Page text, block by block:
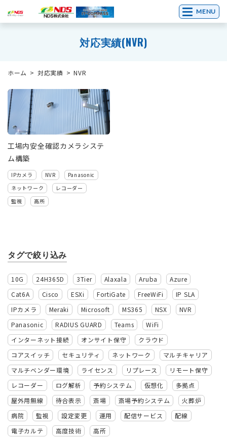
MENU
対応実績(NVR)
ホーム 対応実績 NVR
工場内安全確認カメラシステ
ム構築
IPカメラ NVR
Panasonic
ネットワーク
レコーダー
監視
高所
タグで絞り込み
10G 24H365D 3Tier Alaxala Aruba
Azure
Cat6A
Cisco ESXi FortiGate FreeWiFi
IP SLA
IPカメラ
Meraki Microsoft MS365 NSX
NVR
Panasonic
RADIUS GUARD Teams
WiFi
インターネット接続
オンサイト保守
クラウド
コアスイッチ
セキュリティ ネットワーク
マルチキャリア
マルチベンダー環境
ライセンス リプレース
リモート保守
レコーダー
ログ解析 予約システム 仮想化
多拠点
屋外用無線
待合表示 斎場 斎場予約システム
火葬炉
病院
監視 設定変更 運用 配信サービス
配線
電子カルテ
高度技術 高所